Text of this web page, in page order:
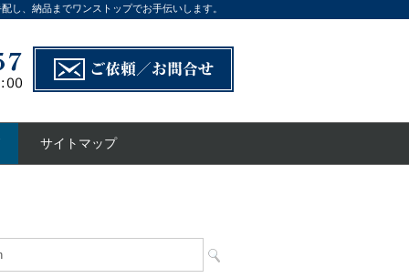
し、納品までワンストップでお手伝いします。
サイトマップ